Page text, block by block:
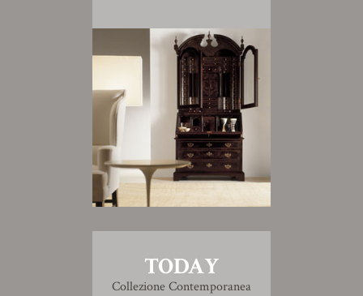
TODAY
Collezione Contemporanea